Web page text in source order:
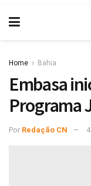
Home Bahia
Embasa
Programa
Por Redação CN